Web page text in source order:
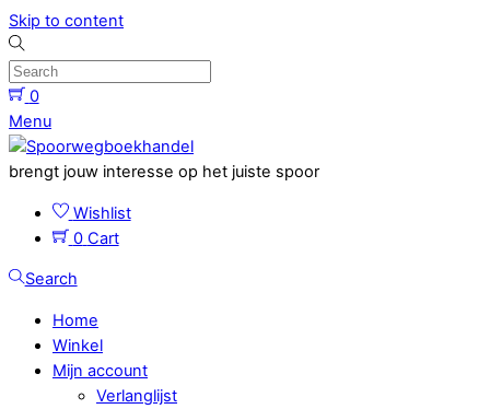
Skip to content
0
Menu
brengt jouw interesse op het juiste spoor
Wishlist
0 Cart
Search
Home
Winkel
Mijn account
Verlanglijst